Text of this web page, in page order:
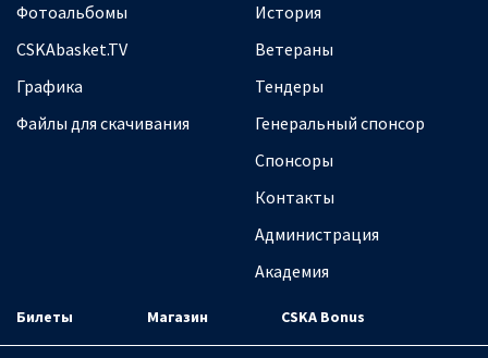
Фотоальбомы
CSKAbasket.TV
Графика
Файлы для скачивания
История
Ветераны
Тендеры
Генеральный спонсор
Спонсоры
Контакты
Администрация
Академия
Билеты Магазин CSKA Bonus